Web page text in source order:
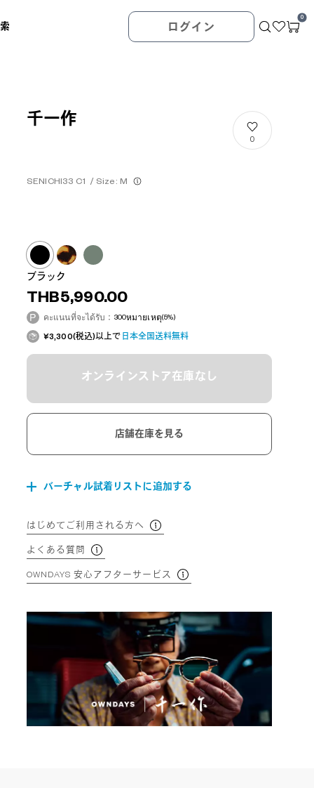
ログイン
0
千一作
SENICHI33 C1 / Size: M
0
ブラック
THB5,990.00
คะแนนที่จะได้รับ： 300หมายเหตุ(5%)
¥3,300(税込)以上で 日本全国送料無料
オンラインストア在庫なし
店舗在庫を見る
バーチャル試着リストに追加する
はじめてご利用される方へ
よくある質問
OWNDAYS 安心アフターサービス